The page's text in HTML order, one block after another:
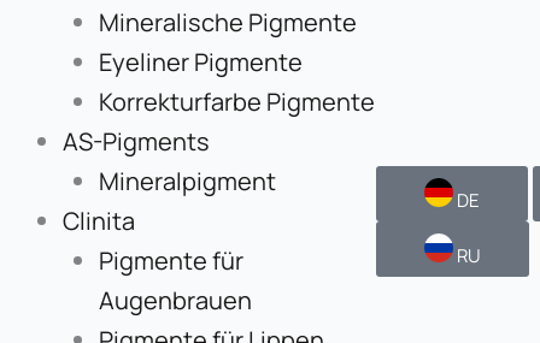
Mineralische Pigmente
Eyeliner Pigmente
Korrekturfarbe Pigmente
AS-Pigments
Mineralpigment
Clinita
Pigmente für
Augenbrauen
DE
RU